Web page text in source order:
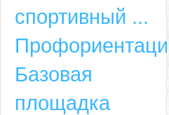
спортивный ...
Профориентация
Базовая
площадка